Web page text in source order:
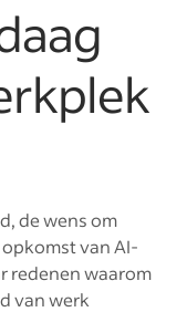
de wens om
van AI-
redenen waarom
van werk